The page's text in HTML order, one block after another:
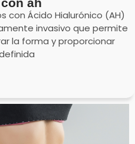
con Ácido Hialurónico (AH)
invasivo que permite
la forma y proporcionar